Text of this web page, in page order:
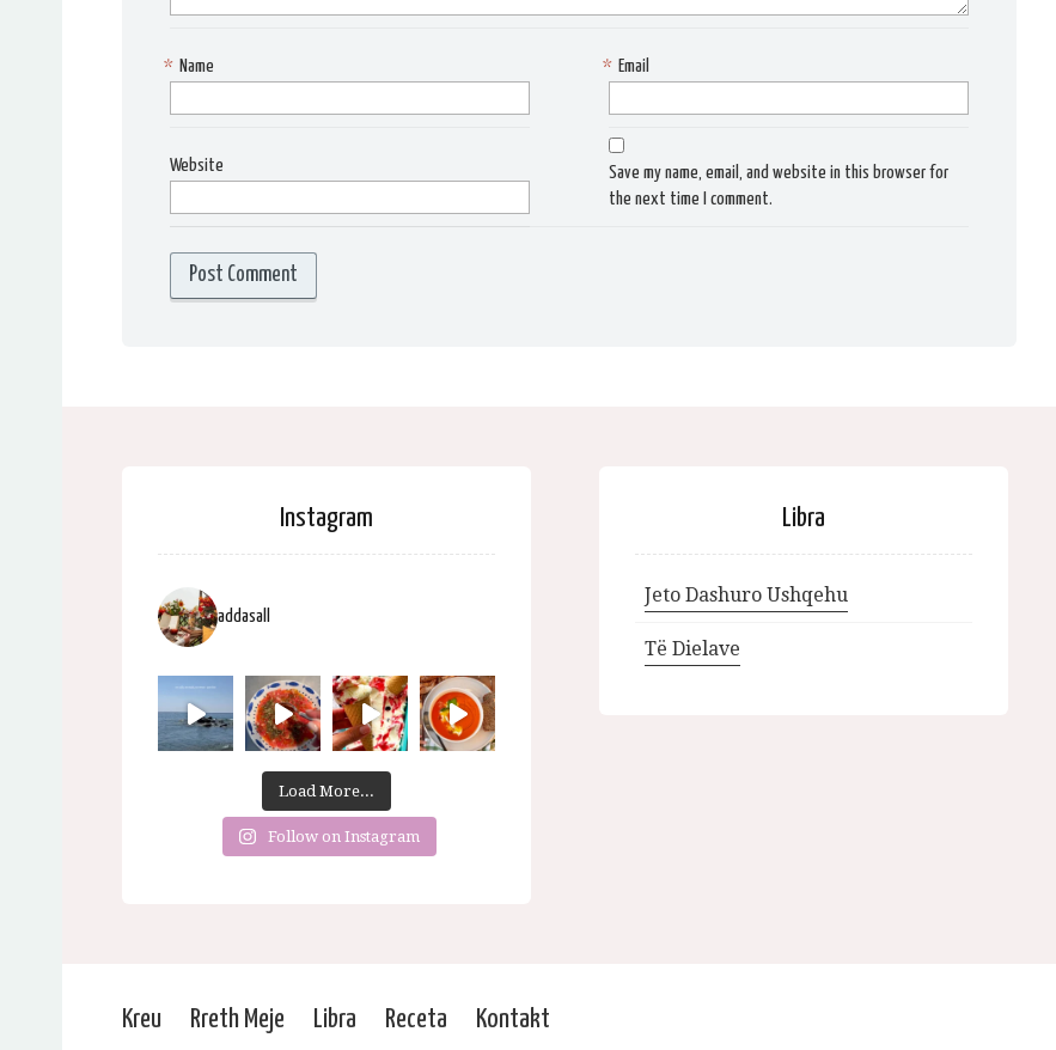
Name
* Email
*
Website
Save my name, email, and website in this browser for
the next time I comment.
Instagram
addasall
Load More...
Follow on Instagram
Libra
Jeto Dashuro Ushqehu
Të Dielave
Kreu Rreth Meje Libra Receta Kontakt